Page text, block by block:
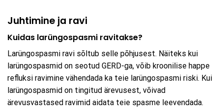
Juhtimine ja ravi
Kuidas larüngospasmi ravitakse?
Larüngospasmi ravi sõltub selle põhjusest. Näiteks kui
larüngospasmid on seotud GERD-ga, võib kroonilise happe
refluksi ravimine vähendada ka teie larüngospasmi riski. Kui
larüngospasmid on tingitud ärevusest, võivad
ärevusvastased ravimid aidata teie spasme leevendada.